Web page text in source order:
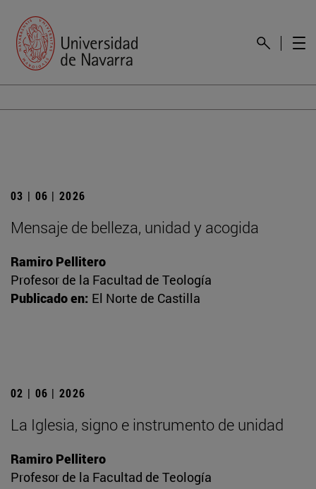
03 | 06 | 2026
Mensaje de belleza, unidad y acogida
Ramiro Pellitero
Profesor de la Facultad de Teología
Publicado en: El Norte de Castilla
02 | 06 | 2026
La Iglesia, signo e instrumento de unidad
Ramiro Pellitero
Profesor de la Facultad de Teología